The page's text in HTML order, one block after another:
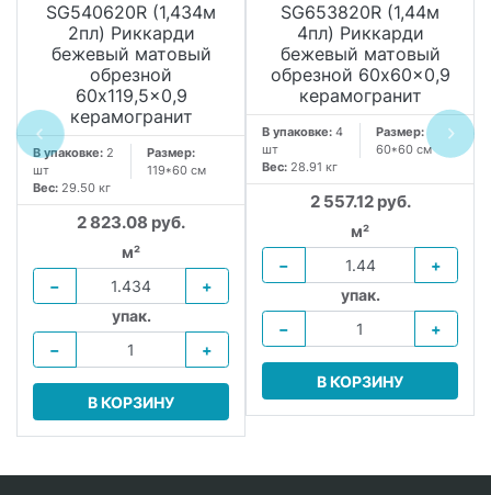
SG540620R (1,434м
2пл) Риккарди
бежевый матовый
обрезной
60x119,5x0,9
керамогранит
В упаковке: 2
шт
Размер:
119*60 см
Вес: 29.50 кг
2 823.08 руб.
м²
−
+
упак.
−
+
В КОРЗИНУ
SG653820R (1,44м
4пл) Риккарди
бежевый матовый
обрезной 60x60x0,9
керамогранит
В упаковке: 4
шт
Размер:
60*60 см
Вес: 28.91 кг
2 557.12 руб.
м²
−
+
упак.
−
+
В КОРЗИНУ